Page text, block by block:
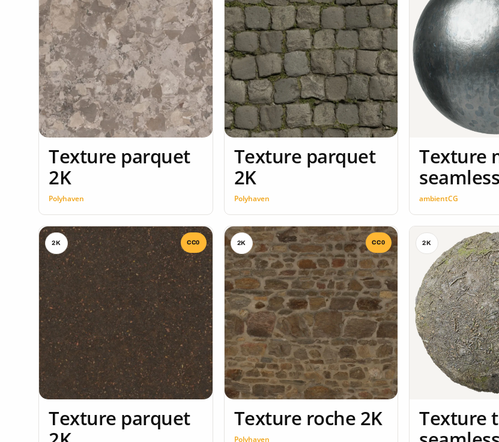
Texture parquet
2K
Polyhaven
Texture parquet
2K
Polyhaven
Texture
seamless
ambientCG
2K CC0
Texture parquet
2K CC0
Texture roche 2K
Polyhaven
2K
Texture